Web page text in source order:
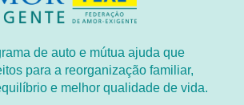
de auto e mútua ajuda que
para a reorganização familiar,
e melhor qualidade de vida.